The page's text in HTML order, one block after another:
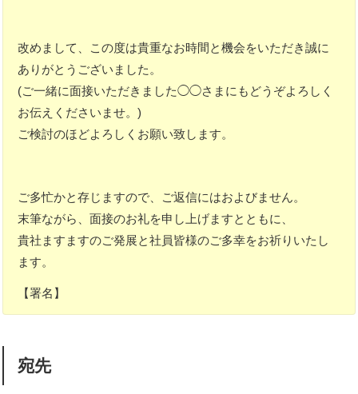
改めまして、この度は貴重なお時間と機会をいただき誠に
ありがとうございました。
(ご一緒に面接いただきました◯◯さまにもどうぞよろしく
お伝えくださいませ。)
ご検討のほどよろしくお願い致します。
ご多忙かと存じますので、ご返信にはおよびません。
末筆ながら、面接のお礼を申し上げますとともに、
貴社ますますのご発展と社員皆様のご多幸をお祈りいたし
ます。
【署名】
宛先